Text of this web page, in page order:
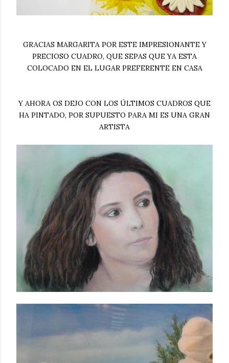
GRACIAS MARGARITA POR ESTE IMPRESIONANTE Y
PRECIOSO CUADRO, QUE SEPAS QUE YA ESTA
COLOCADO EN EL LUGAR PREFERENTE EN CASA
Y AHORA OS DEJO CON LOS ÚLTIMOS CUADROS QUE
HA PINTADO, POR SUPUESTO PARA MI ES UNA GRAN
ARTISTA